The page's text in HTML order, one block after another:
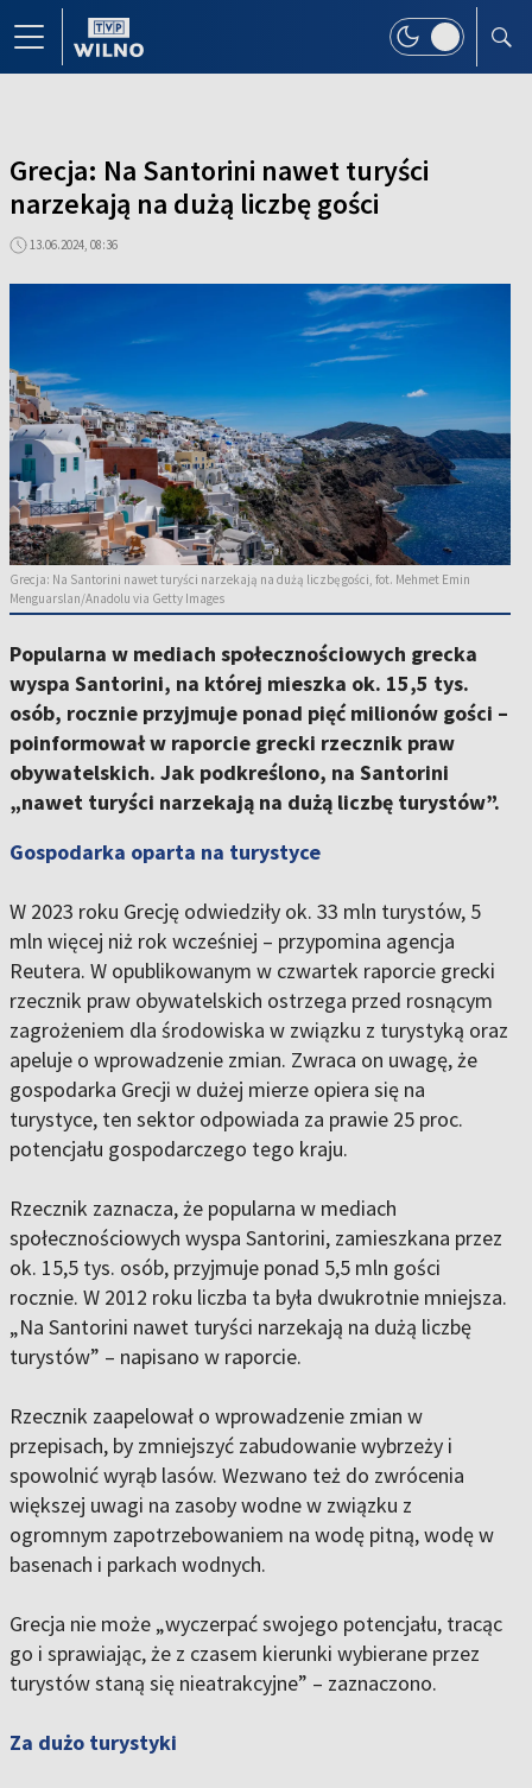
Grecja: Na Santorini nawet turyści
narzekają na dużą liczbę gości
13.06.2024, 08:36
Grecja: Na Santorini nawet turyści narzekają na dużą liczbę gości, fot. Mehmet Emin
Menguarslan/Anadolu via Getty Images
Popularna w mediach społecznościowych grecka
wyspa Santorini, na której mieszka ok. 15,5 tys.
osób, rocznie przyjmuje ponad pięć milionów gości –
poinformował w raporcie grecki rzecznik praw
obywatelskich. Jak podkreślono, na Santorini
„nawet turyści narzekają na dużą liczbę turystów”.
Gospodarka oparta na turystyce
W 2023 roku Grecję odwiedziły ok. 33 mln turystów, 5
mln więcej niż rok wcześniej – przypomina agencja
Reutera. W opublikowanym w czwartek raporcie grecki
rzecznik praw obywatelskich ostrzega przed rosnącym
zagrożeniem dla środowiska w związku z turystyką oraz
apeluje o wprowadzenie zmian. Zwraca on uwagę, że
gospodarka Grecji w dużej mierze opiera się na
turystyce, ten sektor odpowiada za prawie 25 proc.
potencjału gospodarczego tego kraju.
Rzecznik zaznacza, że popularna w mediach
społecznościowych wyspa Santorini, zamieszkana przez
ok. 15,5 tys. osób, przyjmuje ponad 5,5 mln gości
rocznie. W 2012 roku liczba ta była dwukrotnie mniejsza.
„Na Santorini nawet turyści narzekają na dużą liczbę
turystów” – napisano w raporcie.
Rzecznik zaapelował o wprowadzenie zmian w
przepisach, by zmniejszyć zabudowanie wybrzeży i
spowolnić wyrąb lasów. Wezwano też do zwrócenia
większej uwagi na zasoby wodne w związku z
ogromnym zapotrzebowaniem na wodę pitną, wodę w
basenach i parkach wodnych.
Grecja nie może „wyczerpać swojego potencjału, tracąc
go i sprawiając, że z czasem kierunki wybierane przez
turystów staną się nieatrakcyjne” – zaznaczono.
Za dużo turystyki